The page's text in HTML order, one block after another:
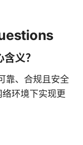
义？
靠、合规且安全
环境下实现更